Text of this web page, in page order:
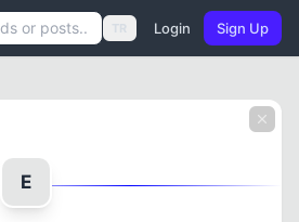
TR Login Sign Up
E